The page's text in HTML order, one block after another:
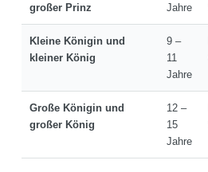
großer Prinz
Jahre
Kleine Königin und
kleiner König
9 –
11
Jahre
Große Königin und
großer König
12 –
15
Jahre